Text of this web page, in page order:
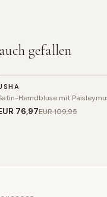
gefallen
SALE
Hemdbluse mit
76,97EUR 109,95